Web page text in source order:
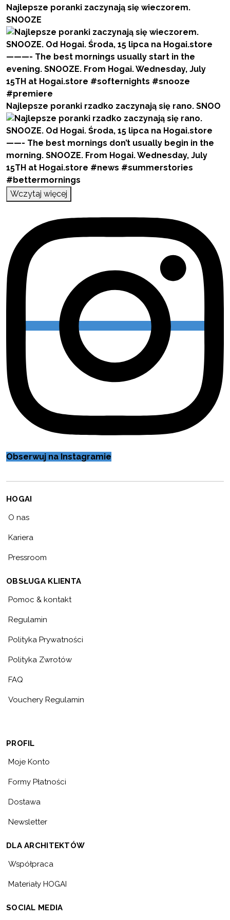
Najlepsze poranki zaczynają się wieczorem.
SNOOZE
Najlepsze poranki rzadko zaczynają się rano. SNOO
Wczytaj więcej
Obserwuj na Instagramie
HOGAI
O nas
Kariera
Pressroom
OBSŁUGA KLIENTA
Pomoc & kontakt
Regulamin
Polityka Prywatności
Polityka Zwrotów
FAQ
Vouchery Regulamin
PROFIL
Moje Konto
Formy Płatności
Dostawa
Newsletter
DLA ARCHITEKTÓW
Współpraca
Materiały HOGAI
SOCIAL MEDIA